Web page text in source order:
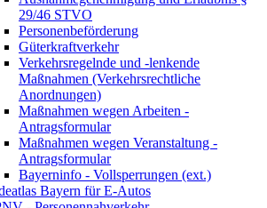
29/46 STVO
Personenbeförderung
Güterkraftverkehr
Verkehrsregelnde und -lenkende
Maßnahmen (Verkehrsrechtliche
Anordnungen)
Maßnahmen wegen Arbeiten -
Antragsformular
Maßnahmen wegen Veranstaltung -
Antragsformular
Bayerninfo - Vollsperrungen (ext.)
Bayern für E-Autos